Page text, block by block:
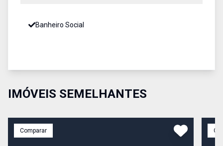
Banheiro Social
IMÓVEIS SEMELHANTES
Comparar